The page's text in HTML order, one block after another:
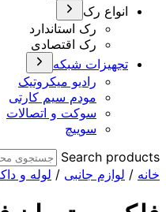
انواع رک
رک استاندارد
رک اقتصادی
تجهیزات شبکه
رادیو میکروتیک
مودم سیم کارتی
سوکت و اتصالات
سوییچ
Search products
خانه / لوازم جانبی / لوله و